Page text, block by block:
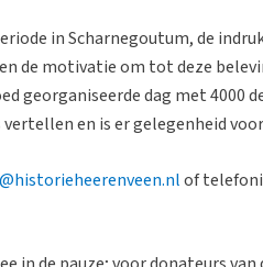
in Scharnegoutum, de
de motivatie om tot deze
georganiseerde dag met 4000
en is er gelegenheid
of